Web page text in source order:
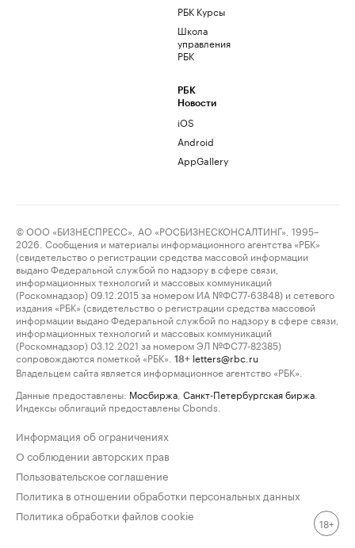
РБК Курсы
Школа
управления
РБК
РБК
Новости
iOS
Android
AppGallery
© ООО «БИЗНЕСПРЕСС», АО «РОСБИЗНЕСКОНСАЛТИНГ», 1995–
2026. Сообщения и материалы информационного агентства «РБК»
(свидетельство о регистрации средства массовой информации
выдано Федеральной службой по надзору в сфере связи,
информационных технологий и массовых коммуникаций
(Роскомнадзор) 09.12.2015 за номером ИА №ФС77-63848) и сетевого
издания «РБК» (свидетельство о регистрации средства массовой
информации выдано Федеральной службой по надзору в сфере связи,
информационных технологий и массовых коммуникаций
(Роскомнадзор) 03.12.2021 за номером ЭЛ №ФС77-82385)
сопровождаются пометкой «РБК».
18+ letters@rbc.ru
Владельцем сайта является информационное агентство «РБК».
Данные предоставлены: Мосбиржа Санкт-Петербургская биржа
Индексы облигаций предоставлены Cbonds.
Информация об ограничениях
О соблюдении авторских прав
Пользовательское соглашение
Политика в отношении обработки персональных данных
Политика обработки файлов cookie
18+